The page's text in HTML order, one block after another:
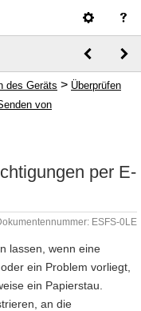
des Geräts > Überprüfen
von
per E-
ESFS-0LE
lassen, wenn eine
ein Problem vorliegt,
ein Papierstau.
an die